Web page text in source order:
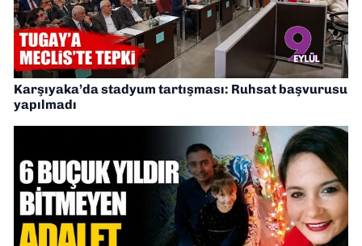
Karşıyaka’da stadyum tartışması: Ruhsat başvurusu
yapılmadı